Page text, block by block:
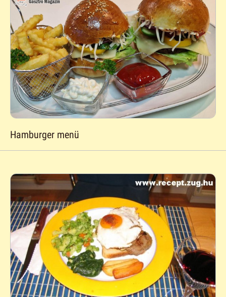
Hamburger menü